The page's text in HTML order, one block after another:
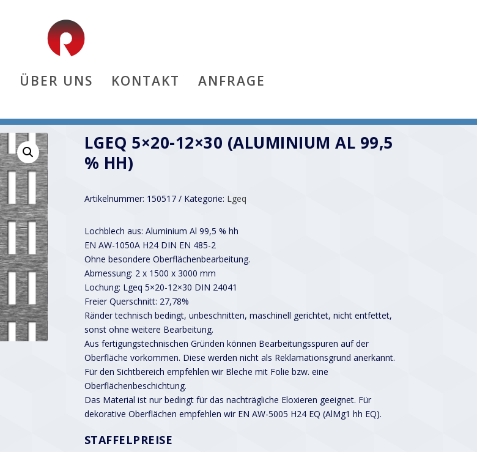
ÜBER UNS KONTAKT ANFRAGE
LGEQ 5×20-12×30 (ALUMINIUM AL 99,5
% HH)
Artikelnummer: 150517 Kategorie: Lgeq
Lochblech aus: Aluminium Al 99,5 % hh
EN AW-1050A H24 DIN EN 485-2
Ohne besondere Oberflächenbearbeitung.
Abmessung: 2 x 1500 x 3000 mm
Lochung: Lgeq 5×20-12×30 DIN 24041
Freier Querschnitt: 27,78%
Ränder technisch bedingt, unbeschnitten, maschinell gerichtet, nicht entfettet,
sonst ohne weitere Bearbeitung.
Aus fertigungstechnischen Gründen können Bearbeitungsspuren auf der
Oberfläche vorkommen. Diese werden nicht als Reklamationsgrund anerkannt.
Für den Sichtbereich empfehlen wir Bleche mit Folie bzw. eine
Oberflächenbeschichtung.
Das Material ist nur bedingt für das nachträgliche Eloxieren geeignet. Für
dekorative Oberflächen empfehlen wir EN AW-5005 H24 EQ (AlMg1 hh EQ).
STAFFELPREISE